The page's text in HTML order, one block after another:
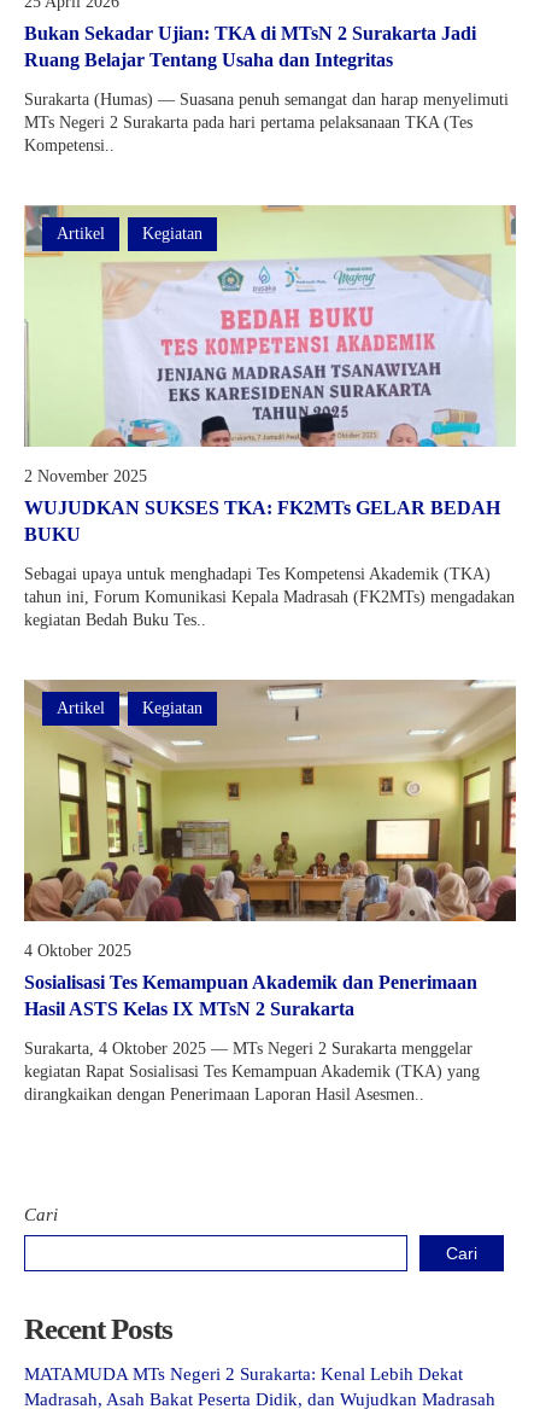
Kartu Tes PMBM
Bukan Sekadar Ujian: TKA di MTsN 2 Surakarta Jadi
Ruang Belajar Tentang Usaha dan Integritas
Surakarta (Humas) — Suasana penuh semangat dan harap menyelimuti
MTs Negeri 2 Surakarta pada hari pertama pelaksanaan TKA (Tes
Kompetensi..
Artikel Kegiatan
2 November 2025
WUJUDKAN SUKSES TKA: FK2MTs GELAR BEDAH
BUKU
Sebagai upaya untuk menghadapi Tes Kompetensi Akademik (TKA)
tahun ini, Forum Komunikasi Kepala Madrasah (FK2MTs) mengadakan
kegiatan Bedah Buku Tes..
Artikel Kegiatan
4 Oktober 2025
Sosialisasi Tes Kemampuan Akademik dan Penerimaan
Hasil ASTS Kelas IX MTsN 2 Surakarta
Surakarta, 4 Oktober 2025 — MTs Negeri 2 Surakarta menggelar
kegiatan Rapat Sosialisasi Tes Kemampuan Akademik (TKA) yang
dirangkaikan dengan Penerimaan Laporan Hasil Asesmen..
Cari
Cari
Recent Posts
MATAMUDA MTs Negeri 2 Surakarta: Kenal Lebih Dekat
Madrasah, Asah Bakat Peserta Didik, dan Wujudkan Madrasah